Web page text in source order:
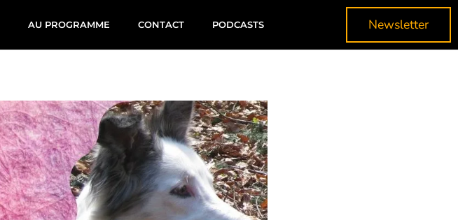
AU PROGRAMME CONTACT PODCASTS Newsletter